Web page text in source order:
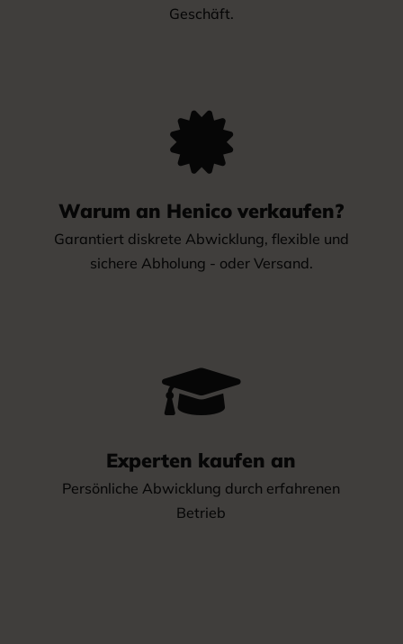
Geschäft.

Warum an Henico verkaufen?
Garantiert diskrete Abwicklung, flexible und
sichere Abholung - oder Versand.

Experten kaufen an
Persönliche Abwicklung durch erfahrenen
Betrieb